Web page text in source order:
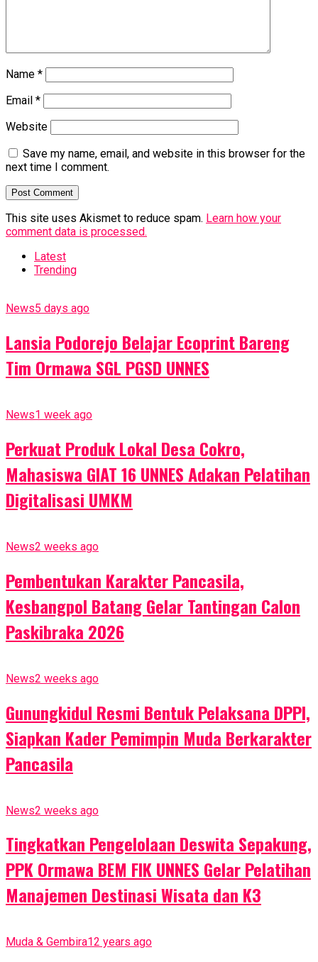
Name *
Email *
Website
Save my name, email, and website in this browser for the
next time I comment.
This site uses Akismet to reduce spam. Learn how your
comment data is processed.
Latest
Trending
News5 days ago
Lansia Podorejo Belajar Ecoprint Bareng
Tim Ormawa SGL PGSD UNNES
News1 week ago
Perkuat Produk Lokal Desa Cokro,
Mahasiswa GIAT 16 UNNES Adakan Pelatihan
Digitalisasi UMKM
News2 weeks ago
Pembentukan Karakter Pancasila,
Kesbangpol Batang Gelar Tantingan Calon
Paskibraka 2026
News2 weeks ago
Gunungkidul Resmi Bentuk Pelaksana DPPI,
Siapkan Kader Pemimpin Muda Berkarakter
Pancasila
News2 weeks ago
Tingkatkan Pengelolaan Deswita Sepakung,
PPK Ormawa BEM FIK UNNES Gelar Pelatihan
Manajemen Destinasi Wisata dan K3
Muda & Gembira12 years ago